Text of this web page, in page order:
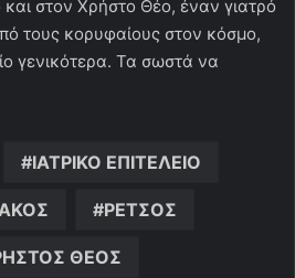
στον Χρήστο Θέο, έναν γιατρό
τους κορυφαίους στον κόσμο,
γενικότερα. Τα σωστά να
ΙΑΤΡΙΚΟ ΕΠΙΤΕΛΕΙΟ
ΡΕΤΣΟΣ
ΘΕΟΣ